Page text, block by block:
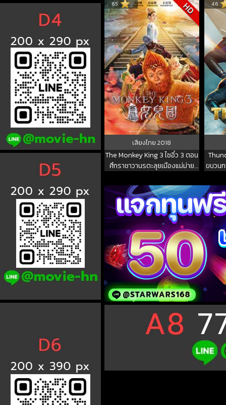
6.5 HD
เสียงไทย2018
The Monkey King 3 ไซอิ๋ว 3 ตอน
ศึกราชาวานรตะลุยเมืองแม่ม่าย
4.6
ขบวน